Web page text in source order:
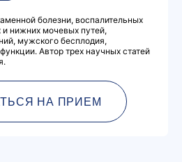
болезни, воспалительных
и нижних мочевых путей,
мужского бесплодия,
Автор трех научных статей
НА ПРИЕМ